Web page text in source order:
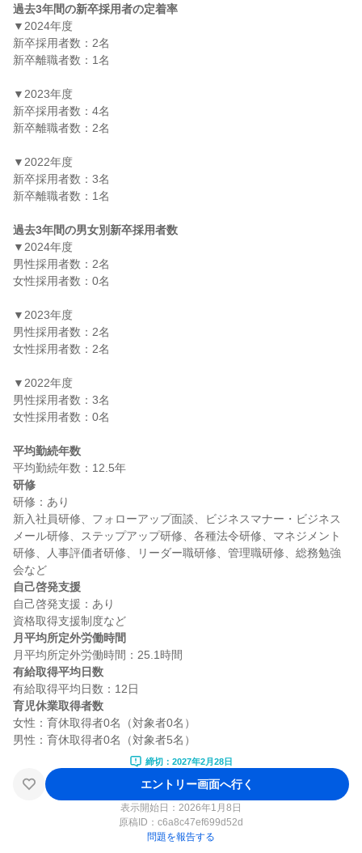
過去3年間の新卒採用者の定着率
▼2024年度
新卒採用者数：2名
新卒離職者数：1名
▼2023年度
新卒採用者数：4名
新卒離職者数：2名
▼2022年度
新卒採用者数：3名
新卒離職者数：1名
過去3年間の男女別新卒採用者数
▼2024年度
男性採用者数：2名
女性採用者数：0名
▼2023年度
男性採用者数：2名
女性採用者数：2名
▼2022年度
男性採用者数：3名
女性採用者数：0名
平均勤続年数
研修
研修：あり
新入社員研修、フォローアップ面談、ビジネスマナー・ビジネス
メール研修、ステップアップ研修、各種法令研修、マネジメント
研修、人事評価者研修、リーダー職研修、管理職研修、総務勉強
自己啓発支援
自己啓発支援：あり
月平均所定外労働時間
有給取得平均日数
育児休業取得者数
女性：育休取得者0名（対象者0名）
締切：2027年2月28日
エントリー画面へ行く
表示開始日：2026年1月8日
原稿ID： c6a8c47ef699d52d
問題を報告する